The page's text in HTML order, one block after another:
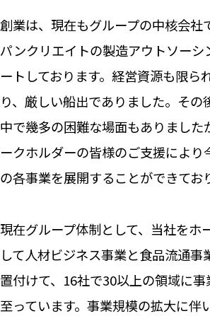
創業は、現在もグループの中核会社
パンクリエイトの製造アウトソーシ
ートしております。経営資源も限ら
り、厳しい船出でありました。その
中で幾多の困難な場面もありました
ークホルダーの皆様のご支援により
の各事業を展開することができてお
現在グループ体制として、当社をホ
して人材ビジネス事業と食品流通事
置付けて、16社で30以上の領域に
至っています。事業規模の拡大に伴